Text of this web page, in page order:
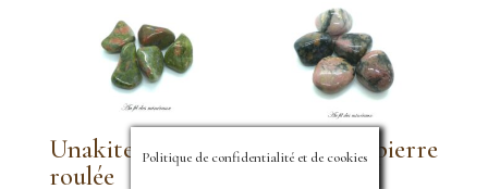
Unakite pierre
roulée
Rhodonite pierre
Politique de confidentialité et de cookies